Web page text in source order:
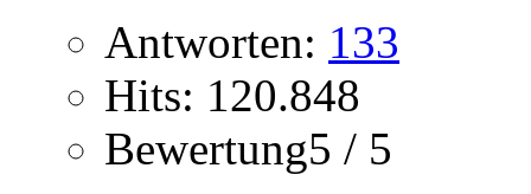
Antworten: 133
Hits: 120.848
Bewertung5 / 5